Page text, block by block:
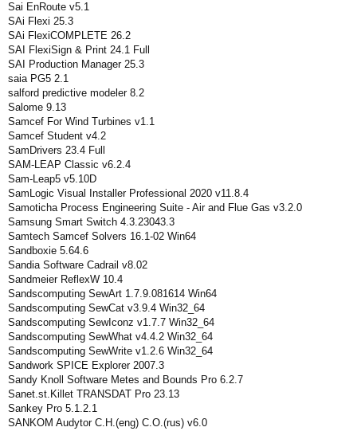
Sai EnRoute v5.1
SAi Flexi 25.3
SAi FlexiCOMPLETE 26.2
SAI FlexiSign & Print 24.1 Full
SAI Production Manager 25.3
saia PG5 2.1
salford predictive modeler 8.2
Salome 9.13
Samcef For Wind Turbines v1.1
Samcef Student v4.2
SamDrivers 23.4 Full
SAM-LEAP Classic v6.2.4
Sam-Leap5 v5.10D
SamLogic Visual Installer Professional 2020 v11.8.4
Samoticha Process Engineering Suite - Air and Flue Gas v3.2.0
Samsung Smart Switch 4.3.23043.3
Samtech Samcef Solvers 16.1-02 Win64
Sandboxie 5.64.6
Sandia Software Cadrail v8.02
Sandmeier ReflexW 10.4
Sandscomputing SewArt 1.7.9.081614 Win64
Sandscomputing SewCat v3.9.4 Win32_64
Sandscomputing SewIconz v1.7.7 Win32_64
Sandscomputing SewWhat v4.4.2 Win32_64
Sandscomputing SewWrite v1.2.6 Win32_64
Sandwork SPICE Explorer 2007.3
Sandy Knoll Software Metes and Bounds Pro 6.2.7
Sanet.st.Killet TRANSDAT Pro 23.13
Sankey Pro 5.1.2.1
SANKOM Audytor C.H.(eng) C.O.(rus) v6.0